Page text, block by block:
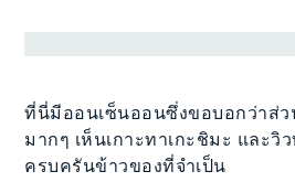
ที่นี่มีออนเซ็นออนซึ่งขอบอกว่าส่ว
มากๆ เห็นเกาะทาเกะชิมะ และวิ
ครบครันข้าวของที่จำเป็น